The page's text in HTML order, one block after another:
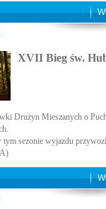
XVII Bieg św.
Drużyn Mieszanych o
tym sezonie wyjazdu